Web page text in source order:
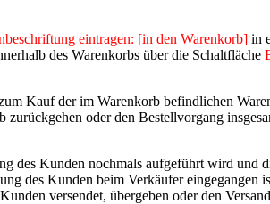
eintragen: [in den Warenkorb] in
des Warenkorbs über die Schaltfläche
Kauf der im Warenkorb befindlichen
oder den Bestellvorgang
des Kunden nochmals aufgeführt wird und
des Kunden beim Verkäufer eingegangen
versendet, übergeben oder den